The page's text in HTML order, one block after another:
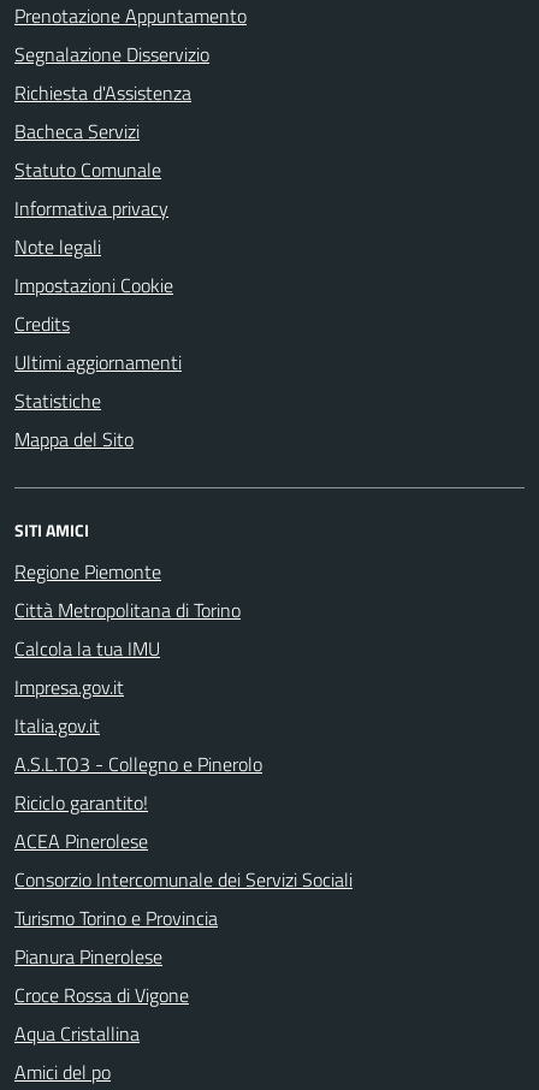
Prenotazione Appuntamento
Segnalazione Disservizio
Richiesta d'Assistenza
Bacheca Servizi
Statuto Comunale
Informativa privacy
Note legali
Impostazioni Cookie
Credits
Ultimi aggiornamenti
Statistiche
Mappa del Sito
SITI AMICI
Regione Piemonte
Città Metropolitana di Torino
Calcola la tua IMU
Impresa.gov.it
Italia.gov.it
A.S.L.TO3 - Collegno e Pinerolo
Riciclo garantito!
ACEA Pinerolese
Consorzio Intercomunale dei Servizi Sociali
Turismo Torino e Provincia
Pianura Pinerolese
Croce Rossa di Vigone
Aqua Cristallina
Amici del po